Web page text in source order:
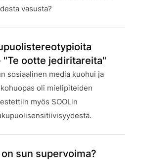
vasusta?
"Te ootte jediritareita"
sosiaalinen media kuohui ja
oli mielipiteiden
myös SOOLin
sun supervoima?